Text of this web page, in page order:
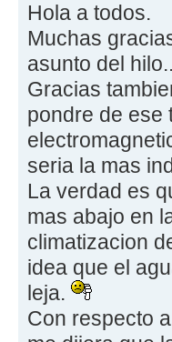
Hola a todos.
Muchas
asunto del
Gracias
pondre de ese
seria la mas
La verdad es
mas abajo en
climatizacion
idea que el
leja.
Con respecto